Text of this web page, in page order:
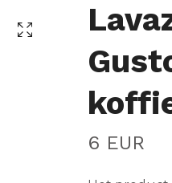
6 EUR